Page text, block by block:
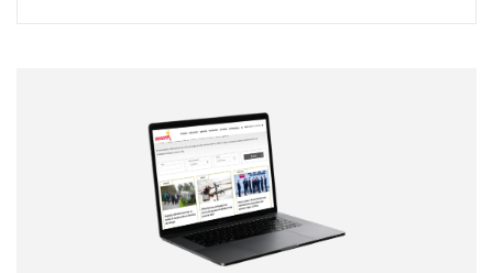
Correo electrónico
Tipo de comentario